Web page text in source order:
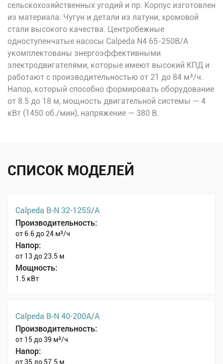
сельскохозяйственных угодий и пр. Корпус изготовлен
из материала: Чугун и детали из латуни, хромовой
стали высокого качества. Центробежные
одноступенчатые насосы Calpeda N4 65-250B/A
укомплектованы энергоэффективными
электродвигателями, которые имеют высокий КПД и
работают с производительностью от 21 до 84 м³/ч.
Напор, который способно формировать оборудование
от 8.5 до 18 м, мощность двигательной системы — 4
кВт (1450 об./мин), напряжение — 380 В.
СПИСОК МОДЕЛЕЙ
Calpeda B-N 32-125S/A
Производительность:
от 6.6 до 24 м³/ч
Напор:
от 13 до 23.5 м
Мощность:
1.5 кВт
Calpeda B-N 40-200A/A
Производительность:
от 15 до 39 м³/ч
Напор:
от 35 до 57.5 м